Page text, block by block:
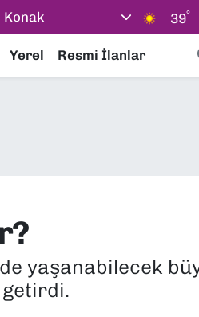
Konak 39°
Yerel Resmi İlanlar
yaşanabilecek